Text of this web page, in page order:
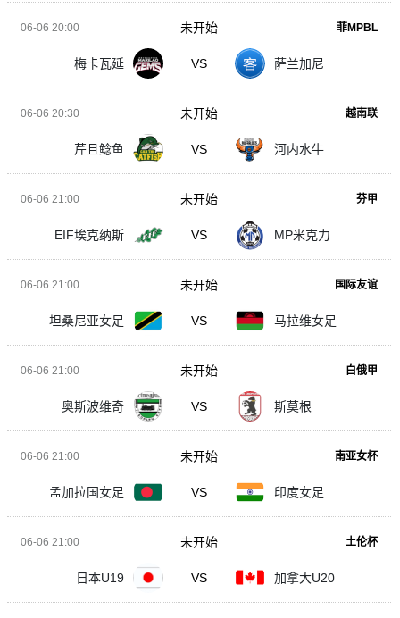
06-06 20:00 菲MPBL
梅卡瓦延 VS 萨兰加尼
未开始
06-06 20:30 越南联
芹且鲶鱼 VS 河内水牛
未开始
06-06 21:00 芬甲
EIF埃克纳斯 VS MP米克力
未开始
06-06 21:00 国际友谊
坦桑尼亚女足 VS 马拉维女足
未开始
06-06 21:00 白俄甲
奥斯波维奇 VS 斯莫根
未开始
06-06 21:00 南亚女杯
孟加拉国女足 VS 印度女足
未开始
06-06 21:00 土伦杯
日本U19 VS 加拿大U20
未开始